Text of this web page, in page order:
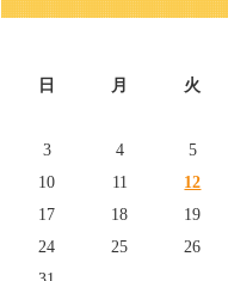
日 月 火
3
4 5
10
11 12
17
18 19
24
25 26